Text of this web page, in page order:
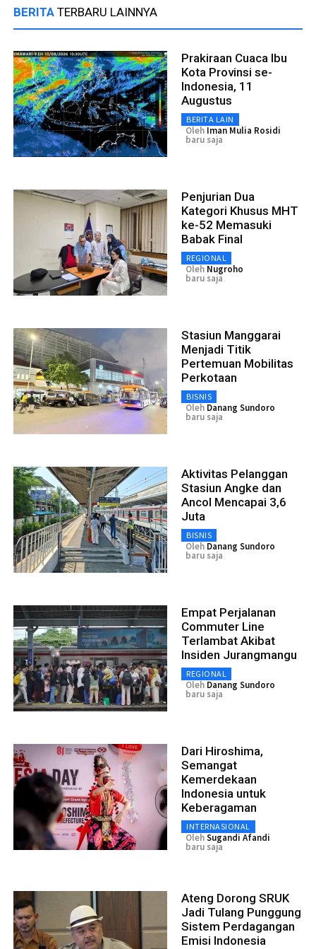
BERITA TERBARU LAINNYA
Prakiraan Cuaca Ibu
Kota Provinsi se-
Indonesia, 11
Augustus
BERITA LAIN
Oleh Iman Mulia Rosidi
baru saja
Penjurian Dua
Kategori Khusus MHT
ke-52 Memasuki
Babak Final
REGIONAL
Oleh Nugroho
baru saja
Stasiun Manggarai
Menjadi Titik
Pertemuan Mobilitas
Perkotaan
BISNIS
Oleh Danang Sundoro
baru saja
Aktivitas Pelanggan
Stasiun Angke dan
Ancol Mencapai 3,6
Juta
BISNIS
Oleh Danang Sundoro
baru saja
Empat Perjalanan
Commuter Line
Terlambat Akibat
Insiden Jurangmangu
REGIONAL
Oleh Danang Sundoro
baru saja
Dari Hiroshima,
Semangat
Kemerdekaan
Indonesia untuk
Keberagaman
INTERNASIONAL
OlehSugandi Afandi
baru saja
Ateng Dorong SRUK
Jadi Tulang Punggung
Sistem Perdagangan
Emisi Indonesia